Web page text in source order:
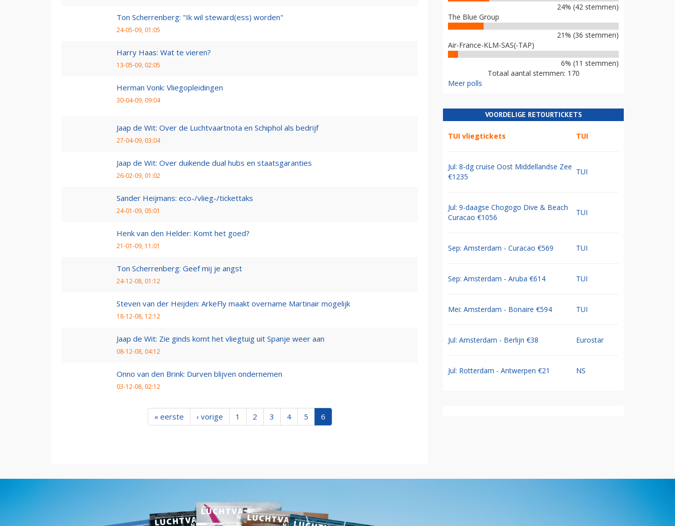
Ton Scherrenberg: "Ik wil steward(ess) worden"
24-05-09, 01:05
Harry Haas: Wat te vieren?
13-05-09, 02:05
Herman Vonk: Vliegopleidingen
30-04-09, 09:04
Jaap de Wit: Over de Luchtvaartnota en Schiphol als bedrijf
27-04-09, 03:04
Jaap de Wit: Over duikende dual hubs en staatsgaranties
26-02-09, 01:02
Sander Heijmans: eco-/vlieg-/tickettaks
24-01-09, 05:01
Henk van den Helder: Komt het goed?
21-01-09, 11:01
Ton Scherrenberg: Geef mij je angst
24-12-08, 01:12
Steven van der Heijden: ArkeFly maakt overname Martinair mogelijk
18-12-08, 12:12
Jaap de Wit: Zie ginds komt het vliegtuig uit Spanje weer aan
08-12-08, 04:12
Onno van den Brink: Durven blijven ondernemen
03-12-08, 02:12
« eerste ‹ vorige 1 2 3 4 5 6
24% (42 stemmen)
The Blue Group
21% (36 stemmen)
Air-France-KLM-SAS(-TAP)
6% (11 stemmen)
Totaal aantal stemmen: 170
Meer polls
VOORDELIGE RETOURTICKETS
TUI vliegtickets TUI
Jul: 8-dg cruise Oost Middellandse Zee
€1235
TUI
Jul: 9-daagse Chogogo Dive & Beach
Curacao €1056
TUI
Sep: Amsterdam - Curacao €569 TUI
Sep: Amsterdam - Aruba €614 TUI
Mei: Amsterdam - Bonaire €594 TUI
Jul: Amsterdam - Berlijn €38 Eurostar
Jul: Rotterdam - Antwerpen €21 NS